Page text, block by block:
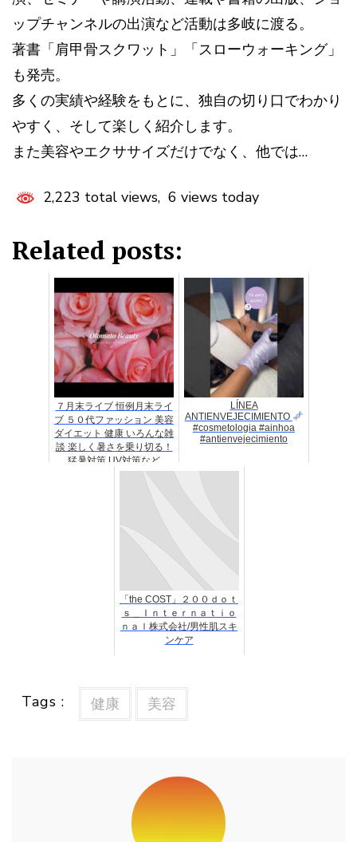
ップチャンネルの出演など活動は多岐に渡る。
著書「肩甲骨スクワット」「スローウォーキング」
も発売。
多くの実績や経験をもとに、独自の切り口でわかり
やすく、そして楽しく紹介します。
また美容やエクササイズだけでなく、他では…
2,223 total views, 6 views today
Related posts:
７月末ライブ 恒例月末ライ
ブ ５０代ファッション 美容
ダイエット 健康 いろんな雑
談 楽しく暑さを乗り切る！
猛暑対策 UV対策など
LÍNEA
ANTIENVEJECIMIENTO
#cosmetologia #ainhoa
#antienvejecimiento
「the COST」２００ｄｏｔ
ｓ＿Ｉｎｔｅｒｎａｔｉｏ
ｎａｌ株式会社/男性肌スキ
ンケア
Tags : 健康 美容